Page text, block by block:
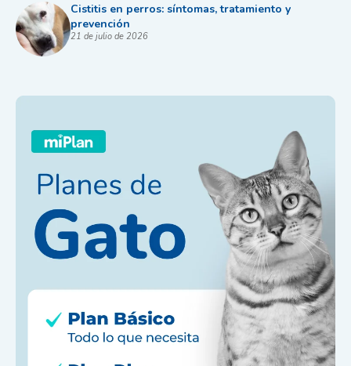
Cistitis en perros: síntomas, tratamiento y
prevención
21 de julio de 2026